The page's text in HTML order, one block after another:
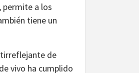
permite a los
tiene un
de
vivo ha cumplido